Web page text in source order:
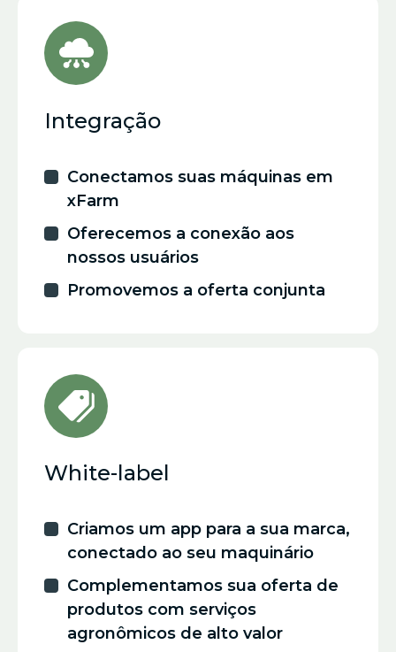
Integração
Conectamos suas máquinas em
xFarm
Oferecemos a conexão aos
nossos usuários
Promovemos a oferta conjunta
White-label
Criamos um app para a sua marca,
conectado ao seu maquinário
Complementamos sua oferta de
produtos com serviços
agronômicos de alto valor